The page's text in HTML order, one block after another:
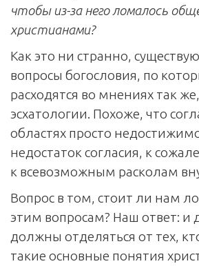
чтобы из-за него ломалось
христианами?
Как это ни странно,
вопросы богословия, по
расходятся во мнениях так
эсхатологии. Похоже, что
областях просто
недостаток согласия, к
к всевозможным расколам
Вопрос в том, стоит ли нам
этим вопросам? Наш ответ: и
должны отделяться от тех,
такие основные понятия